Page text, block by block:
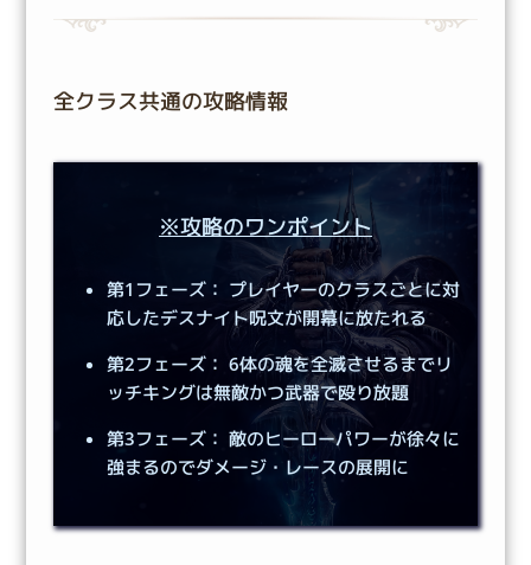
全クラス共通の攻略情報
※攻略のワンポイント
第1フェーズ： プレイヤーのクラスごとに対
応したデスナイト呪文が開幕に放たれる
第2フェーズ： 6体の魂を全滅させるまでリ
ッチキングは無敵かつ武器で殴り放題
第3フェーズ： 敵のヒーローパワーが徐々に
強まるのでダメージ・レースの展開に